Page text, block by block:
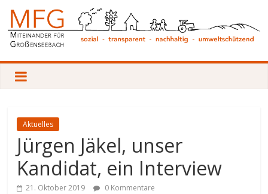
Zum
Inhalt
springen
Miteinander
für
Großenseebach
Sozial
Transparent
Aktuelles
Jürgen Jäkel, unser
Kandidat, ein Interview
21. Oktober 2019 0 Kommentare